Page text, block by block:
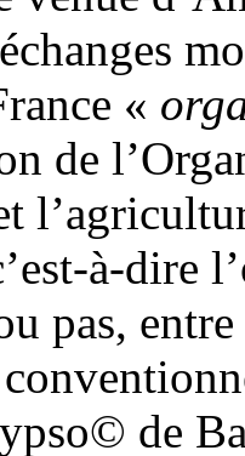
«
de
à-dire
pas,
de